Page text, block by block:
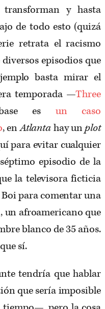
y hasta
de todo esto (quizá
retrata el racismo
episodios que
basta mirar el
temporada —Three
es un caso
, enAtlantahay unplot
para evitar cualquier
episodio de la
la televisora ficticia
para comentar una
un afroamericano que
blanco de 35 años.
sí.
tendría que hablar
que sería imposible